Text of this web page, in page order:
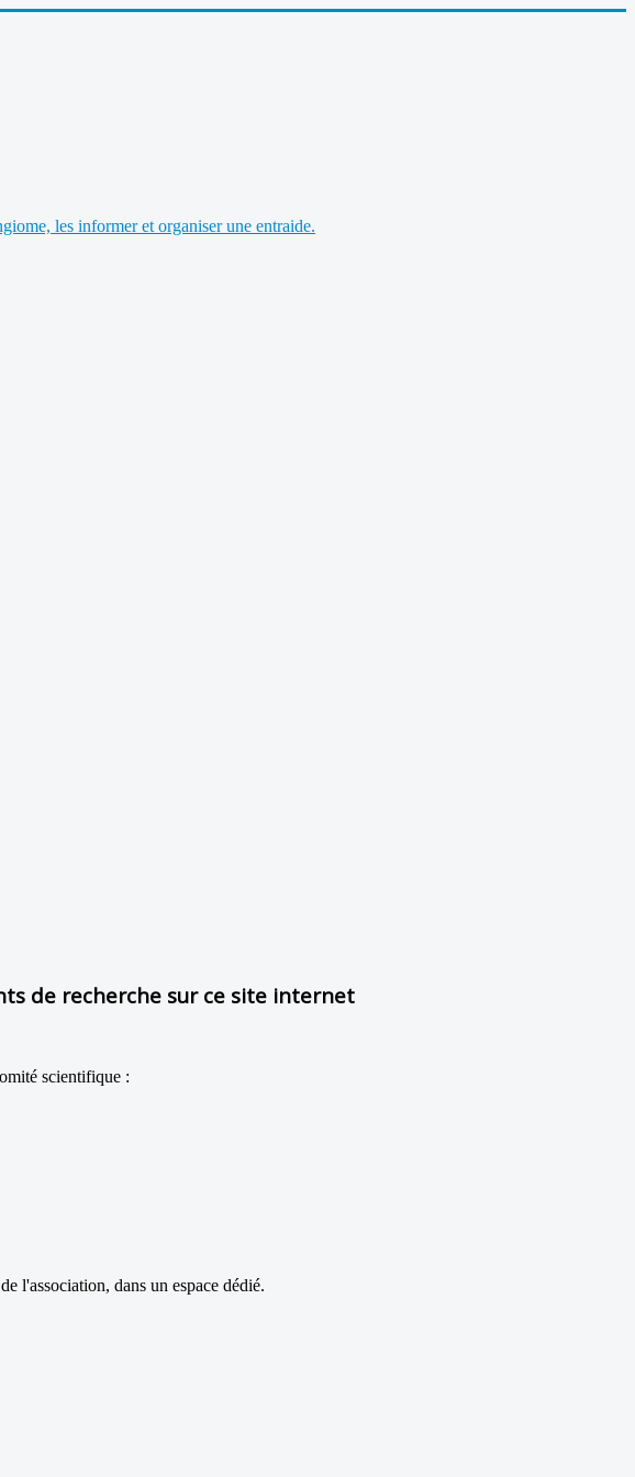
les informer et organiser une entraide.
de recherche sur ce site internet
scientifique :
l'association, dans un espace dédié.